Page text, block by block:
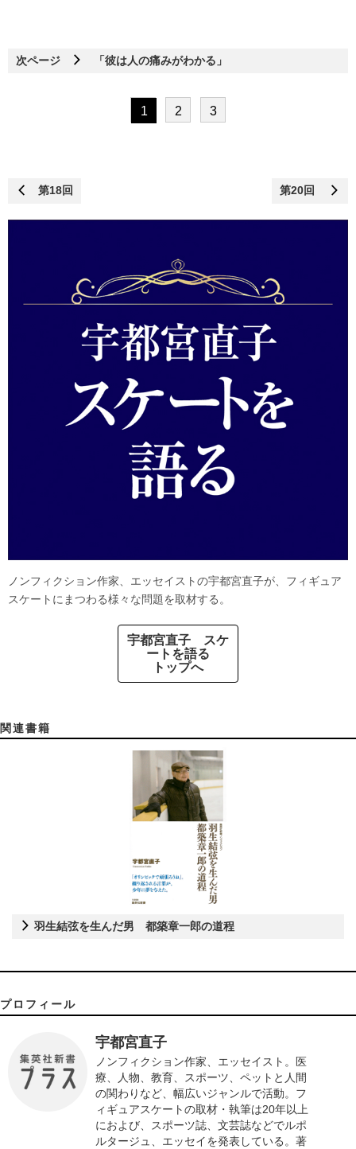
次ページ 「彼は人の痛みがわかる」
1 2 3
第18回 第20回
ノンフィクション作家、エッセイストの宇都宮直子が、フィギュア
スケートにまつわる様々な問題を取材する。
宇都宮直子 スケ
ートを語る
トップへ
関連書籍
羽生結弦を生んだ男 都築章一郎の道程
プロフィール
宇都宮直子
ノンフィクション作家、エッセイスト。医
療、人物、教育、スポーツ、ペットと人間
の関わりなど、幅広いジャンルで活動。フ
ィギュアスケートの取材・執筆は20年以上
におよび、スポーツ誌、文芸誌などでルポ
ルタージュ、エッセイを発表している。著